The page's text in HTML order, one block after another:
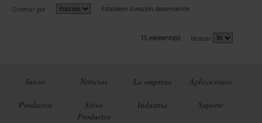
Ordenar por Establecer dirección descendente
15 elemento(s) Mostrar
Inicio Noticias La empresa Aplicaciones
Productos
Sitios
Productos
Industria Suporte